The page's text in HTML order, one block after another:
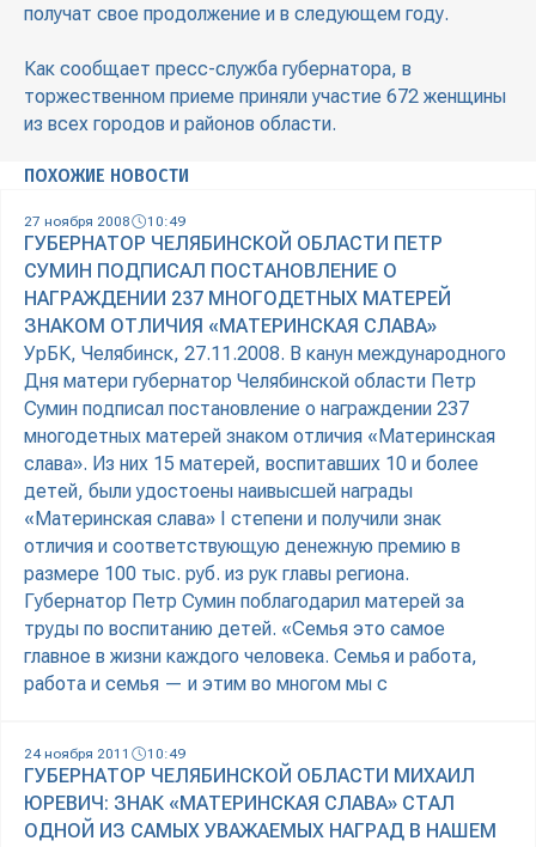
получат свое продолжение и в следующем году.
Как сообщает пресс-служба губернатора, в
торжественном приеме приняли участие 672 женщины
из всех городов и районов области.
ПОХОЖИЕ НОВОСТИ
27 ноября 2008 10:49
ГУБЕРНАТОР ЧЕЛЯБИНСКОЙ ОБЛАСТИ ПЕТР
СУМИН ПОДПИСАЛ ПОСТАНОВЛЕНИЕ О
НАГРАЖДЕНИИ 237 МНОГОДЕТНЫХ МАТЕРЕЙ
ЗНАКОМ ОТЛИЧИЯ «МАТЕРИНСКАЯ СЛАВА»
УрБК, Челябинск, 27.11.2008. В канун международного
Дня матери губернатор Челябинской области Петр
Сумин подписал постановление о награждении 237
многодетных матерей знаком отличия «Материнская
слава». Из них 15 матерей, воспитавших 10 и более
детей, были удостоены наивысшей награды
«Материнская слава» I степени и получили знак
отличия и соответствующую денежную премию в
размере 100 тыс. руб. из рук главы региона.
Губернатор Петр Сумин поблагодарил матерей за
труды по воспитанию детей. «Семья это самое
главное в жизни каждого человека. Семья и работа,
работа и семья — и этим во многом мы с
24 ноября 2011 10:49
ГУБЕРНАТОР ЧЕЛЯБИНСКОЙ ОБЛАСТИ МИХАИЛ
ЮРЕВИЧ: ЗНАК «МАТЕРИНСКАЯ СЛАВА» СТАЛ
ОДНОЙ ИЗ САМЫХ УВАЖАЕМЫХ НАГРАД В НАШЕМ